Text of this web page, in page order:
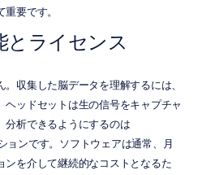
要です。
とライセンス
収集した脳データを理解するには、
ッドセットは生の信号をキャプチャ
分析できるようにするのは
ョンです。ソフトウェアは通常、月
を介して継続的なコストとなるた